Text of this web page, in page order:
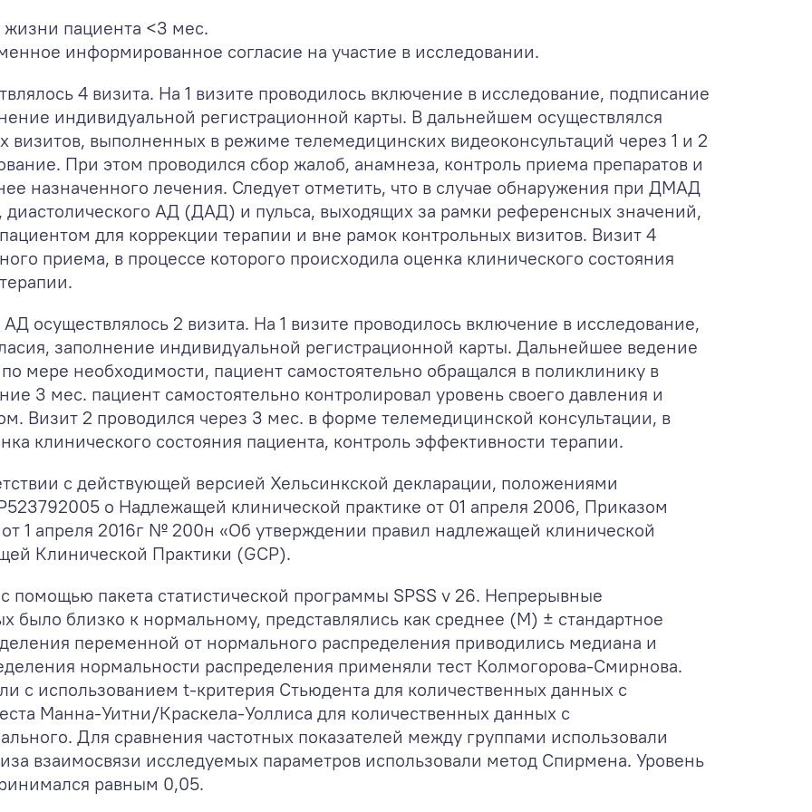
пациента <3 мес.
информированное согласие на участие в исследовании.
4 визита. На 1 визите проводилось включение в исследование, подписание
индивидуальной регистрационной карты. В дальнейшем осуществлялся
визитов, выполненных в режиме телемедицинских видеоконсультаций через 1 и 2
При этом проводился сбор жалоб, анамнеза, контроль приема препаратов и
назначенного лечения. Следует отметить, что в случае обнаружения при ДМАД
АД (ДАД) и пульса, выходящих за рамки референсных значений,
для коррекции терапии и вне рамок контрольных визитов. Визит 4
приема, в процессе которого происходила оценка клинического состояния
осуществлялось 2 визита. На 1 визите проводилось включение в исследование,
заполнение индивидуальной регистрационной карты. Дальнейшее ведение
мере необходимости, пациент самостоятельно обращался в поликлинику в
3 мес. пациент самостоятельно контролировал уровень своего давления и
Визит 2 проводился через 3 мес. в форме телемедицинской консультации, в
клинического состояния пациента, контроль эффективности терапии.
с действующей версией Хельсинкской декларации, положениями
о Надлежащей клинической практике от 01 апреля 2006, Приказом
1 апреля 2016г № 200н «Об утверждении правил надлежащей клинической
Клинической Практики (GCP).
помощью пакета статистической программы SPSS v 26. Непрерывные
было близко к нормальному, представлялись как среднее (M) ± стандартное
переменной от нормального распределения приводились медиана и
нормальности распределения применяли тест Колмогорова-Смирнова.
с использованием t-критерия Стьюдента для количественных данных с
Манна-Уитни/Краскела-Уоллиса для количественных данных с
Для сравнения частотных показателей между группами использовали
взаимосвязи исследуемых параметров использовали метод Спирмена. Уровень
равным 0,05.